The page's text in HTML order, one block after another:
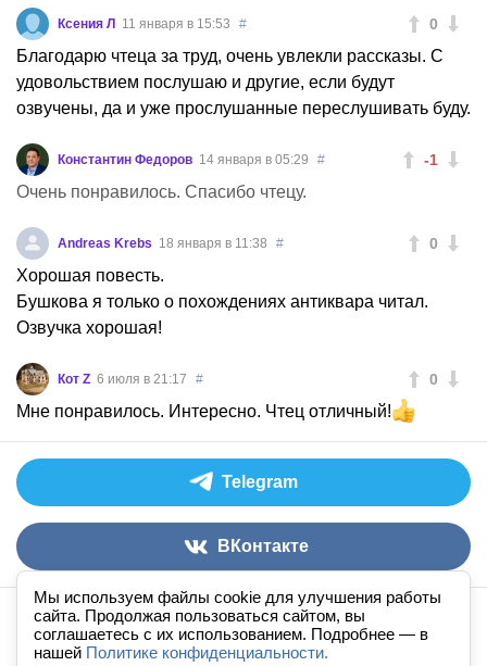
Мы используем файлы cookie для улучшения работы
сайта. Продолжая пользоваться сайтом, вы
соглашаетесь с их использованием. Подробнее — в
нашей Политике конфиденциальности.
0
Ксения Л 11 января в 15:53 #
Благодарю чтеца за труд, очень увлекли рассказы. С
удовольствием послушаю и другие, если будут
озвучены, да и уже прослушанные переслушивать буду.
-1
Константин Федоров 14 января в 05:29 #
Очень понравилось. Спасибо чтецу.
0
Andreas Krebs 18 января в 11:38 #
Хорошая повесть.
Бушкова я только о похождениях антиквара читал.
Озвучка хорошая!
0
Кот Z 6 июля в 21:17 #
Мне понравилось. Интересно. Чтец отличный!
Telegram
ВКонтакте
Аудиокниги слушать онлайн книгав ухе
По всем вопросам:admin@knigavuhe.ru